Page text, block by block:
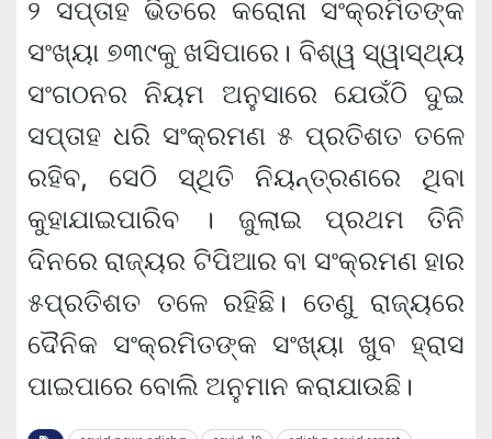
୨ ସପ୍ତାହ ଭିତରେ କରୋନା ସଂକ୍ରମିତଙ୍କ
ସଂଖ୍ୟା ୭୩୯କୁ ଖସିପାରେ। ବିଶ୍ୱ ସ୍ୱାସ୍ଥ୍ୟ
ସଂଗଠନର ନିୟମ ଅନୁସାରେ ଯେଉଁଠି ଦୁଇ
ସପ୍ତାହ ଧରି ସଂକ୍ରମଣ ୫ ପ୍ରତିଶତ ତଳେ
ରହିବ, ସେଠି ସ୍ଥିତି ନିୟନ୍ତ୍ରଣରେ ଥିବା
କୁହାଯାଇପାରିବ । ଜୁଲାଇ ପ୍ରଥମ ତିନି
ଦିନରେ ରାଜ୍ୟର ଟିପିଆର ବା ସଂକ୍ରମଣ ହାର
୫ପ୍ରତିଶତ ତଳେ ରହିଛି। ତେଣୁ ରାଜ୍ୟରେ
ଦୈନିକ ସଂକ୍ରମିତଙ୍କ ସଂଖ୍ୟା ଖୁବ ହ୍ରାସ
ପାଇପାରେ ବୋଲି ଅନୁମାନ କରାଯାଉଛି।